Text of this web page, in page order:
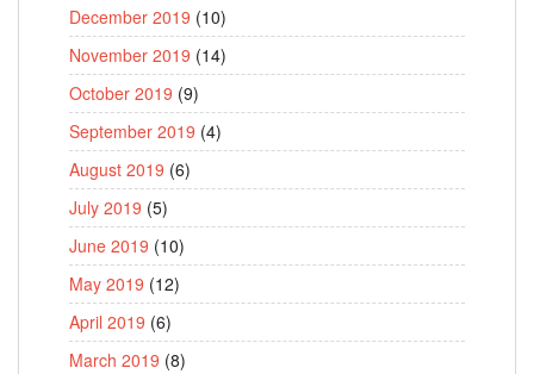
December 2019 (10)
November 2019 (14)
October 2019 (9)
September 2019 (4)
August 2019 (6)
July 2019 (5)
June 2019 (10)
May 2019 (12)
April 2019 (6)
March 2019 (8)